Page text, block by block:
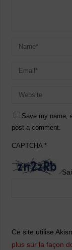
Save my name,
post a comment.
CAPTCHA*
Ce site utilise
plus sur la façon